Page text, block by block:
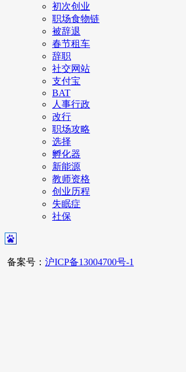
初次创业
职场食物链
被辞退
春节租车
辞职
社交网站
支付宝
BAT
人事行政
改行
职场攻略
选择
孵化器
新能源
教师资格
创业历程
失眠症
社保
备案号： 沪ICP备13004700号-1